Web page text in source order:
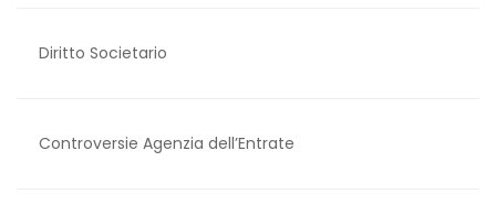
Diritto Societario
Controversie Agenzia dell’Entrate